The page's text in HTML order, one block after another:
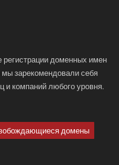
доменных имен
мы зарекомендовали себя
и компаний любого уровня.
домены